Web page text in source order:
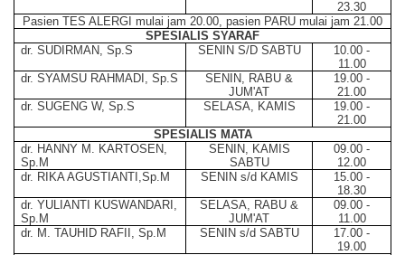
23.30
Pasien TES ALERGI mulai jam 20.00, pasien PARU mulai jam 21.00
SPESIALIS SYARAF
dr. SUDIRMAN, Sp.S
SENIN S/D SABTU
10.00 -
11.00
dr. SYAMSU RAHMADI, Sp.S
SENIN, RABU &
JUM'AT
19.00 -
21.00
dr. SUGENG W, Sp.S
SELASA, KAMIS
19.00 -
21.00
SPESIALIS MATA
dr. HANNY M. KARTOSEN,
Sp.M
SENIN, KAMIS
SABTU
09.00 -
12.00
dr. RIKA AGUSTIANTI,Sp.M
SENIN s/d KAMIS
15.00 -
18.30
dr. YULIANTI KUSWANDARI,
Sp.M
SELASA, RABU &
JUM'AT
09.00 -
11.00
dr. M. TAUHID RAFII, Sp.M
SENIN s/d SABTU
17.00 -
19.00